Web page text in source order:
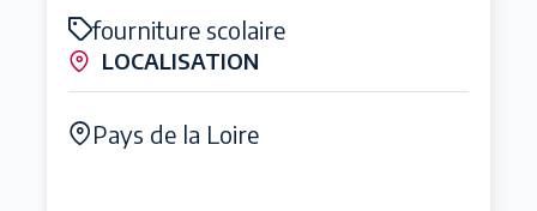
fourniture scolaire
LOCALISATION
Pays de la Loire